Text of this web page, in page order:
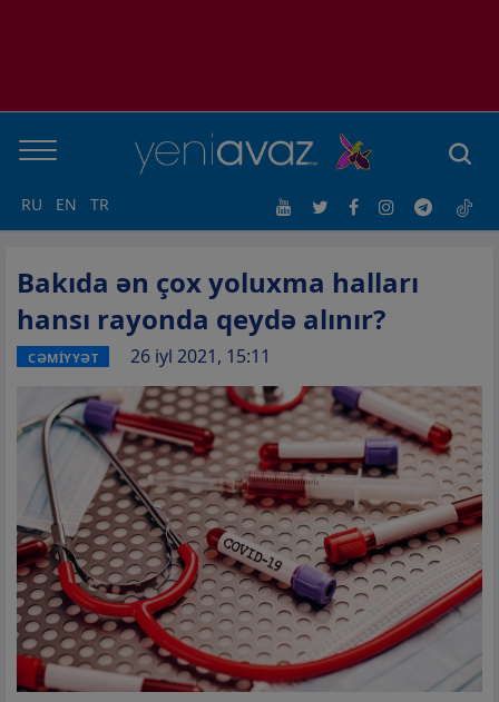
RU EN TR
Bakıda ən çox yoluxma halları
hansı rayonda qeydə alınır?
CƏMİYYƏT 26 iyl 2021, 15:11